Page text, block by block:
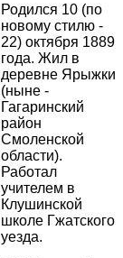
Родился 10 (по
новому стилю -
22) октября 1889
года. Жил в
деревне Ярыжки
(ныне -
Гагаринский
район
Смоленской
области).
Работал
учителем в
Клушинской
школе Гжатского
уезда.